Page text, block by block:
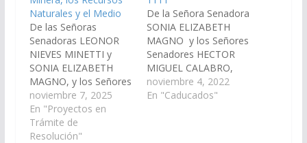
Naturales y el Medio
De las Señoras
Senadoras LEONOR
NIEVES MINETTI y
SONIA ELIZABETH
MAGNO, y los Señores
Senadores SERGIO
RODRIGO SALDAÑO,
HECTOR MIGUEL
CALABRO, DIEGO
noviembre 7, 2025
En "Proyectos en
Trámite de
Resolución"
De la Señora Senadora
SONIA ELIZABETH
MAGNO y los Señores
Senadores HECTOR
MIGUEL CALABRO,
LEOPOLDO ARSENIO
SALVA, DIEGO
noviembre 4, 2022
En "Caducados"